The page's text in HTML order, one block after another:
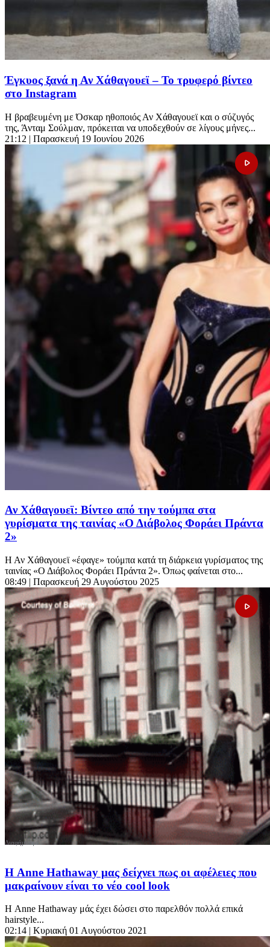
Έγκυος ξανά η Αν Χάθαγουεϊ – To τρυφερό βίντεο
στο Instagram
Η βραβευμένη με Όσκαρ ηθοποιός Αν Χάθαγουεϊ και ο σύζυγός
της, Άνταμ Σούλμαν, πρόκειται να υποδεχθούν σε λίγους μήνες...
21:12 | Παρασκευή 19 Ιουνίου 2026
Αν Χάθαγουεϊ: Βίντεο από την τούμπα στα
γυρίσματα της ταινίας «Ο Διάβολος Φοράει Πράντα
2»
Η Αν Χάθαγουεϊ «έφαγε» τούμπα κατά τη διάρκεια γυρίσματος της
ταινίας «Ο Διάβολος Φοράει Πράντα 2». Όπως φαίνεται στο...
08:49 | Παρασκευή 29 Αυγούστου 2025
Η Anne Hathaway μας δείχνει πως οι αφέλειες που
μακραίνουν είναι το νέο cool look
Η Anne Hathaway μάς έχει δώσει στο παρελθόν πολλά επικά
hairstyle...
02:14 | Κυριακή 01 Αυγούστου 2021